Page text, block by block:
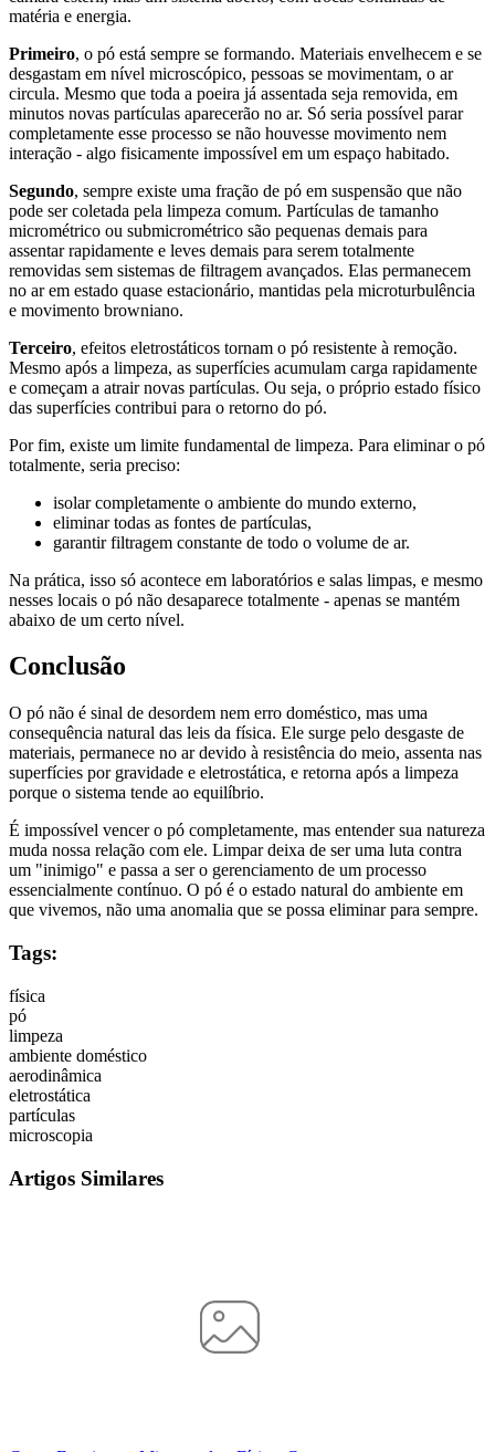
matéria e energia.
Primeiro, o pó está sempre se formando. Materiais envelhecem e se
desgastam em nível microscópico, pessoas se movimentam, o ar
circula. Mesmo que toda a poeira já assentada seja removida, em
minutos novas partículas aparecerão no ar. Só seria possível parar
completamente esse processo se não houvesse movimento nem
interação - algo fisicamente impossível em um espaço habitado.
Segundo, sempre existe uma fração de pó em suspensão que não
pode ser coletada pela limpeza comum. Partículas de tamanho
micrométrico ou submicrométrico são pequenas demais para
assentar rapidamente e leves demais para serem totalmente
removidas sem sistemas de filtragem avançados. Elas permanecem
no ar em estado quase estacionário, mantidas pela microturbulência
e movimento browniano.
Terceiro, efeitos eletrostáticos tornam o pó resistente à remoção.
Mesmo após a limpeza, as superfícies acumulam carga rapidamente
e começam a atrair novas partículas. Ou seja, o próprio estado físico
das superfícies contribui para o retorno do pó.
Por fim, existe um limite fundamental de limpeza. Para eliminar o pó
totalmente, seria preciso:
isolar completamente o ambiente do mundo externo,
eliminar todas as fontes de partículas,
garantir filtragem constante de todo o volume de ar.
Na prática, isso só acontece em laboratórios e salas limpas, e mesmo
nesses locais o pó não desaparece totalmente - apenas se mantém
abaixo de um certo nível.
Conclusão
O pó não é sinal de desordem nem erro doméstico, mas uma
consequência natural das leis da física. Ele surge pelo desgaste de
materiais, permanece no ar devido à resistência do meio, assenta nas
superfícies por gravidade e eletrostática, e retorna após a limpeza
porque o sistema tende ao equilíbrio.
É impossível vencer o pó completamente, mas entender sua natureza
muda nossa relação com ele. Limpar deixa de ser uma luta contra
um "inimigo" e passa a ser o gerenciamento de um processo
essencialmente contínuo. O pó é o estado natural do ambiente em
que vivemos, não uma anomalia que se possa eliminar para sempre.
Tags:
física
pó
limpeza
ambiente doméstico
aerodinâmica
eletrostática
partículas
microscopia
Artigos Similares